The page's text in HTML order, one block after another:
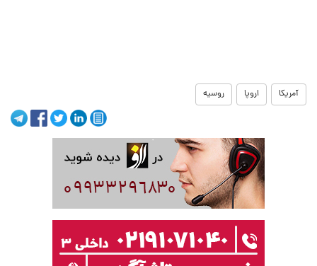
آمریکا اروپا روسیه